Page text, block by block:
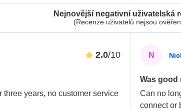
Nejnovější negativní uživatelská
(Recenze uživatelů nejsou
2.0/10
three years, no customer service
N
Was good
Can no
connect or